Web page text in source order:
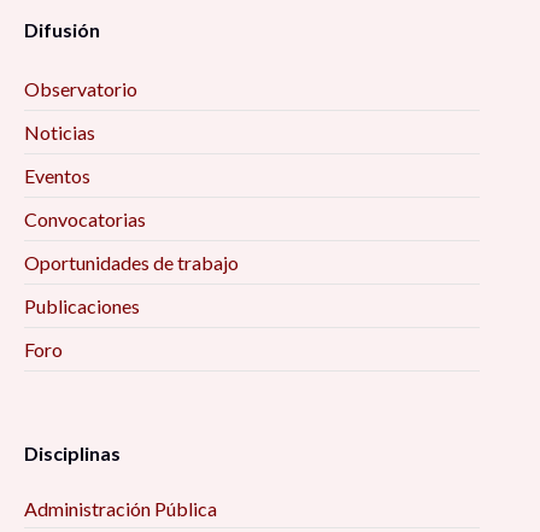
Difusión
Observatorio
Noticias
Eventos
Convocatorias
Oportunidades de trabajo
Publicaciones
Foro
Disciplinas
Administración Pública